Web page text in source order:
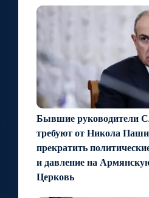
Бывшие руководители
требуют от Никола
прекратить
и давление на
Церковь